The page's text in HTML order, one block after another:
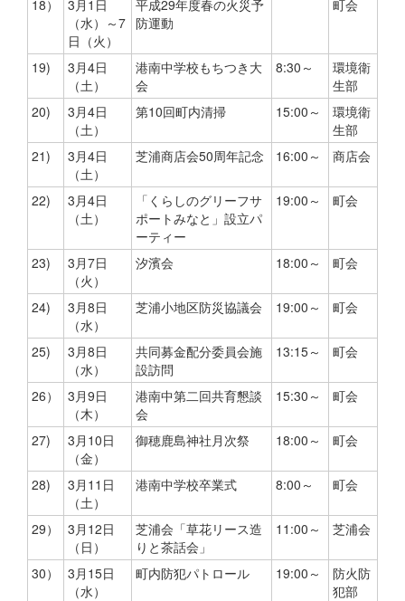
18）
3月1日
（水）～7
日（火）
平成29年度春の火災予
防運動
町会
19)
3月4日
（土）
港南中学校もちつき大
会
8:30～
環境衛
生部
20)
3月4日
（土）
第10回町内清掃 15:00～
環境衛
生部
21)
3月4日
（土）
芝浦商店会50周年記念 16:00～ 商店会
22)
3月4日
（土）
「くらしのグリーフサ
ポートみなと」設立パ
ーティー
19:00～ 町会
23)
3月7日
（火）
汐濱会 18:00～ 町会
24)
3月8日
（水）
芝浦小地区防災協議会 19:00～ 町会
25)
3月8日
（水）
共同募金配分委員会施
設訪問
13:15～ 町会
26）
3月9日
（木）
港南中第二回共育懇談
会
15:30～ 町会
27)
3月10日
（金）
御穂鹿島神社月次祭 18:00～ 町会
28)
3月11日
（土）
港南中学校卒業式 8:00～ 町会
29）
3月12日
（日）
芝浦会「草花リース造
りと茶話会」
11:00～ 芝浦会
30）
3月15日
（水）
町内防犯パトロール 19:00～
防火防
犯部